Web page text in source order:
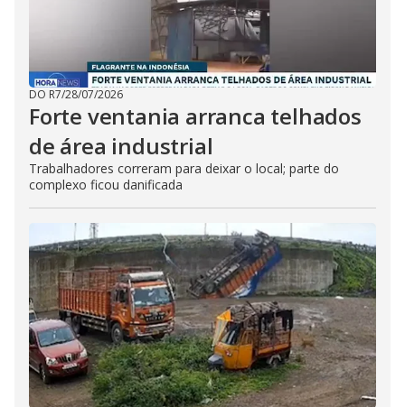
DO R7/28/07/2026
Forte ventania arranca telhados
de área industrial
Trabalhadores correram para deixar o local; parte do
complexo ficou danificada